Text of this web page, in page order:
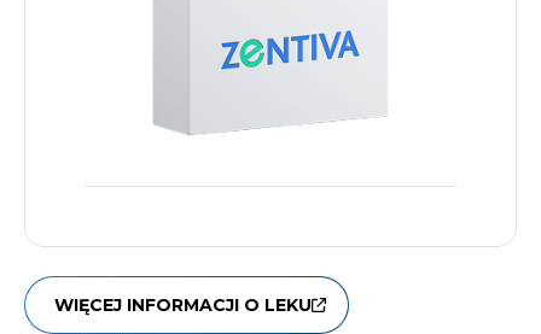
WIĘCEJ INFORMACJI O LEKU